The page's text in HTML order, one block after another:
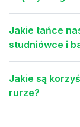
Jakie tańce
studniówce i
Jakie są
rurze?